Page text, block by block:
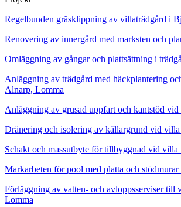
Regelbunden gräsklippning av villaträdgård i
Renovering av innergård med marksten och
Omläggning av gångar och plattsättning i
Anläggning av trädgård med häckplantering
Alnarp, Lomma
Anläggning av grusad uppfart och kantstöd
Dränering och isolering av källargrund vid
Schakt och massutbyte för tillbyggnad vid
Markarbeten för pool med platta och
Förläggning av vatten- och avloppsserviser till
Lomma